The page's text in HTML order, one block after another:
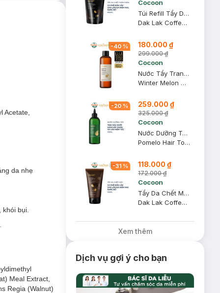
trang điểm
Acetate,
da nhẹ
bụi.
Meal Extract,
Regia (Walnut)
Cocoon
Túi Refill Tẩy Da Chết Toàn Thân Cocoon Sạch Da 600ml
Dak Lak Coffee Body Polish
-40 % 180.000 ₫
299.000 ₫
Cocoon
Nước Tẩy Trang Bí Đao Cocoon Làm Sạch & Giảm Dầu 500ml
Winter Melon Micellar Water
-20 % 259.000 ₫
325.000 ₫
Cocoon
Nước Dưỡng Tóc Cocoon Tinh Dầu Bưởi 310ml
Pomelo Hair Tonic
-31 % 118.000 ₫
172.000 ₫
Cocoon
Tẩy Da Chết Mặt Cocoon Cà Phê Đắk Lắk 150ml
Dak Lak Coffee Face Polish
Xem thêm
Dịch vụ gợi ý cho bạn